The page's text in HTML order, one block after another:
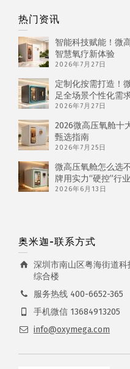
热门资讯
智能科技赋能！微
智慧氧疗新体验
2026年7月27日
定制化按需打造！
足全场景个性化需
2026年7月27日
2026微高压氧舱十
甄选指南
2026年7月25日
微高压氧舱怎么选
牌用实力“硬控”行业
2026年6月13日
奥米迦-联系方式
深圳市南山区粤海街道
综合楼
服务热线 400-6652-365
手机微信 13684913205
info@oxymega.com